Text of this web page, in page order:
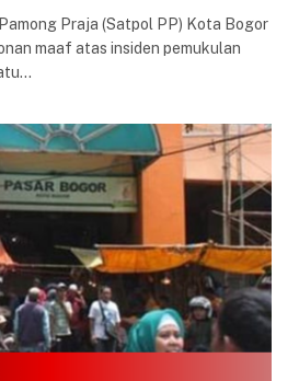
Pamong Praja (Satpol PP) Kota Bogor
maaf atas insiden pemukulan